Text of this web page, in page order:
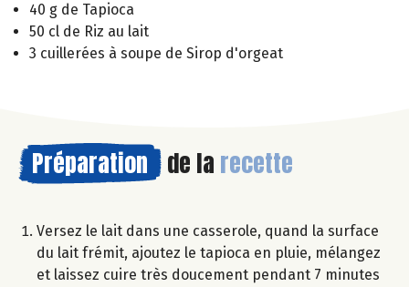
40 g de Tapioca
50 cl de Riz au lait
3 cuillerées à soupe de Sirop d'orgeat
Préparation de la recette
Versez le lait dans une casserole, quand la surface
du lait frémit, ajoutez le tapioca en pluie, mélangez
et laissez cuire très doucement pendant 7 minutes